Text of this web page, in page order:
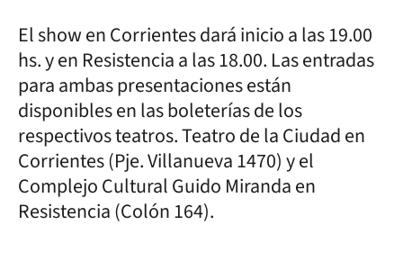
El show en Corrientes dará inicio a las 19.00
hs. y en Resistencia a las 18.00. Las entradas
para ambas presentaciones están
disponibles en las boleterías de los
respectivos teatros. Teatro de la Ciudad en
Corrientes (Pje. Villanueva 1470) y el
Complejo Cultural Guido Miranda en
Resistencia (Colón 164).